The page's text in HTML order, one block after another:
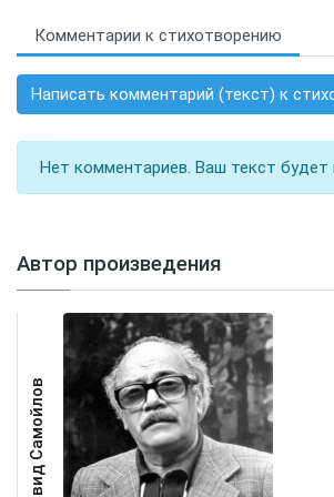
Комментарии к стихотворению
Написать комментарий (текст) к
Нет комментариев. Ваш текст будет
Автор произведения
Давид Самойлов